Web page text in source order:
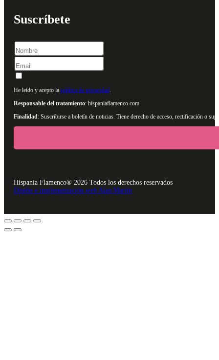
Suscríbete
He leído y acepto la política de privacidad
Responsable del tratamiento: hispaniaflamenco.com.
Finalidad: Suscribirse a boletín de noticias. Tiene derecho de acceso, rectificación o
Hispania Flamenco® 2026 Todos los derechos reservados
Diseño e implementación web Alan Martín